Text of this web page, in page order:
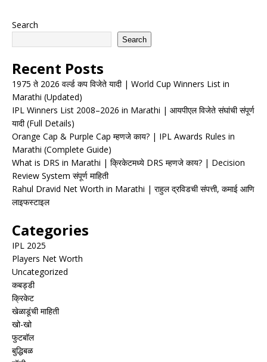
Search
Search
Recent Posts
1975 ते 2026 वर्ल्ड कप विजेते यादी | World Cup Winners List in
Marathi (Updated)
IPL Winners List 2008–2026 in Marathi | आयपीएल विजेते संघांची संपूर्ण
यादी (Full Details)
Orange Cap & Purple Cap म्हणजे काय? | IPL Awards Rules in
Marathi (Complete Guide)
What is DRS in Marathi | क्रिकेटमध्ये DRS म्हणजे काय? | Decision
Review System संपूर्ण माहिती
Rahul Dravid Net Worth in Marathi | राहुल द्रविडची संपत्ती, कमाई आणि
लाइफस्टाइल
Categories
IPL 2025
Players Net Worth
Uncategorized
कबड्डी
क्रिकेट
खेळाडूंची माहिती
खो-खो
फुटबॉल
बुद्धिबळ